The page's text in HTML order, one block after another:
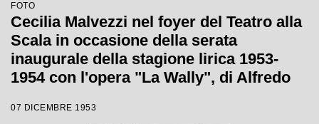
FOTO
Cecilia Malvezzi nel foyer del Teatro alla
Scala in occasione della serata
inaugurale della stagione lirica 1953-
1954 con l'opera "La Wally", di Alfredo
con la regia di Tatiana Pavlova
07 DICEMBRE 1953